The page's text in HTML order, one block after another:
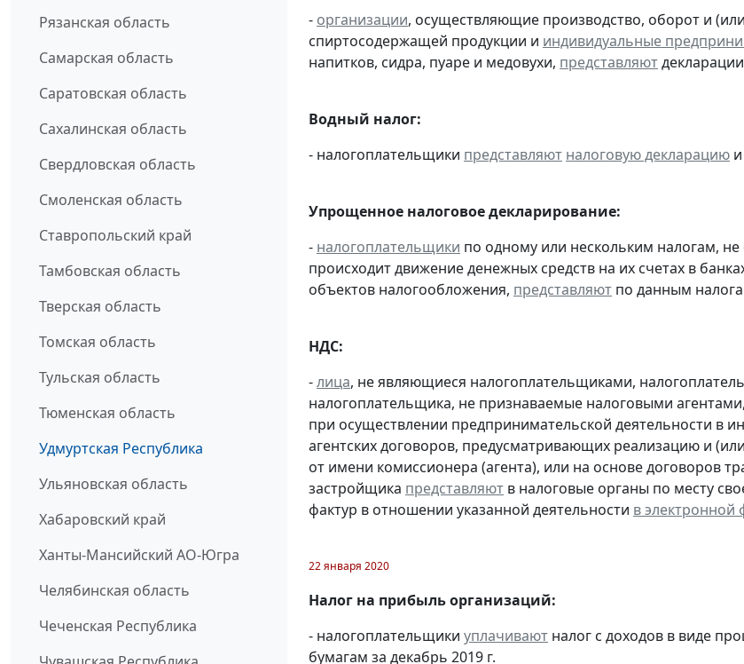
Рязанская область
Самарская область
Саратовская область
Сахалинская область
Свердловская область
Смоленская область
Ставропольский край
Тамбовская область
Тверская область
Томская область
Тульская область
Тюменская область
Удмуртская Республика
Ульяновская область
Хабаровский край
Ханты-Мансийский АО-Югра
Челябинская область
Чеченская Республика
- организации, осуществляющие производство, оборот и
спиртосодержащей продукции и индивидуальные
напитков, сидра, пуаре и медовухи, представляют
Водный налог:
- налогоплательщики представляют налоговую декларацию и
Упрощенное налоговое декларирование:
- налогоплательщики по одному или нескольким налогам,
происходит движение денежных средств на их счетах в
объектов налогообложения, представляют по данным
НДС:
-лица, не являющиеся налогоплательщиками,
налогоплательщика, не признаваемые налоговыми
при осуществлении предпринимательской деятельности в
агентских договоров, предусматривающих реализацию и
от имени комиссионера (агента), или на основе договоров
застройщика представляют в налоговые органы по месту
фактур в отношении указанной деятельности в электронной
22 января 2020
Налог на прибыль организаций:
- налогоплательщики уплачивают налог с доходов в виде
бумагам за декабрь 2019 г.